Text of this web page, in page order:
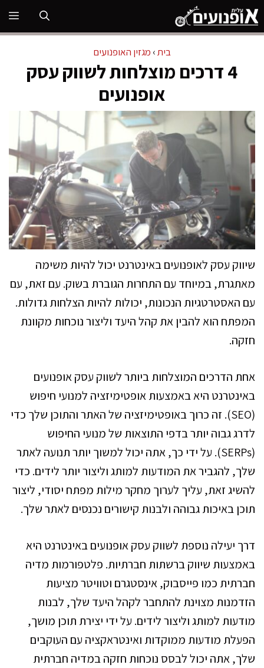
לדלג
לתוכן
בית› מגזין האופנועים
4 דרכים מוצלחות לשווק עסק
אופנועים
שיווק עסק לאופנועים באינטרנט יכול להיות משימה
מאתגרת, במיוחד עם התחרות הגוברת בשוק. עם זאת, עם
עם האסטרטגיות הנכונות, יכולות להיות הצלחות גדולות.
המפתח הוא להבין את קהל היעד וליצור נוכחות מקוונת
חזקה.
אחת הדרכים המוצלחות ביותר לשווק עסק אופנועים
באינטרנט היא באמצעות אופטימיזציה למנועי חיפוש
(SEO). זה כרוך באופטימיזציה של האתר והתוכן שלך כדי
לדרג גבוה יותר בדפי התוצאות של מנועי החיפוש
(SERPs). על ידי כך, אתה יכול למשוך יותר תנועה לאתר
שלך, להגביר את המודעות למותג וליצור יותר לידים. כדי
להשיג זאת, עליך לערוך מחקר מילות מפתח יסודי, ליצור
תוכן באיכות גבוהה ולבנות קישורים נכנסים לאתר שלך.
דרך יעילה נוספת לשווק עסק אופנועים באינטרנט היא
באמצעות שיווק ברשתות חברתיות. פלטפורמות מדיה
חברתית כמו פייסבוק, אינסטגרם וטוויטר מציעות
הזדמנות מצוינת להתחבר לקהל היעד שלך, לבנות
מודעות למותג וליצור לידים. על ידי יצירת תוכן מושך,
הפעלת מודעות ממוקדות ואינטראקציה עם העוקבים
שלך, אתה יכול לבסס נוכחות חזקה במדיה חברתית